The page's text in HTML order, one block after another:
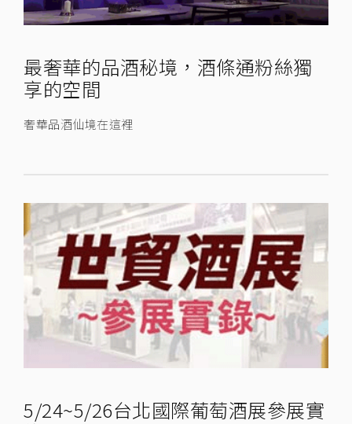
最奢華的品酒秘境，酒條通粉絲獨
享的空間
奢華品酒仙境在這裡
5/24~5/26台北國際葡萄酒展參展實